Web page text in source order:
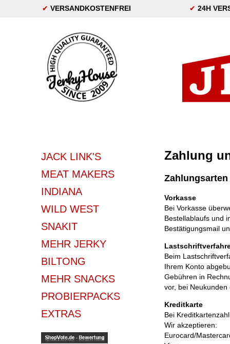
✔ VERSANDKOSTENFREI ✔ 24H
JACK LINK'S
MEAT MAKERS
INDIANA
WILD WEST
SNAKIT
MEHR JERKY
BILTONG
MEHR SNACKS
PROBIERPACKS
EXTRAS
Zahlung
Zahlungsarten
Vorkasse
Bei Vorkasse
Bestellablaufs und
Bestätigungsmail
Beim
Ihrem Konto
Gebühren in
vor, bei
Kreditkarte
Bei
Wir akzeptieren:
Eurocard/